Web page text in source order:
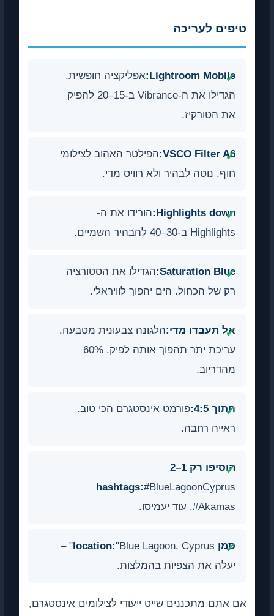
טיפים לעריכה
Lightroom Mobile: אפליקציה חופשית.
הגדילו את ה-Vibrance ב-15–20 להפיק
את הטורקיז.
VSCO Filter A6: הפילטר האהוב לצילומי
חוף. נוטה לבהיר ולא רוויס מדי.
Highlights down: הורידו את ה-
Highlights ב-30–40 להבהיר השמיים.
Saturation Blue: הגדילו את הסטורציה
רק של הכחול. הים יהפוך לוויראלי.
אל תעבדו מדי:הלגונה צבעונית מטבעה.
עריכת יתר תהפוך אותה לפיק. 60%
מהדריוב.
חתוך 4:5:
פורמט אינסטגרם הכי טוב.
ראייה רחבה.
הוסיפו רק 1–2
hashtags:#BlueLagoonCyprus
#Akamas. עוד יעמיסו.
"Blue Lagoon, Cyprus" –
יעלה את הצפיות בהמלצות.
אם אתם מתכננים שייט ייעודי לצילומים אינסטגרם,